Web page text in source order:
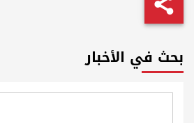
بحث في الأخبار